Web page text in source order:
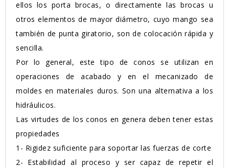
ellos los porta brocas, o directamente las brocas u
otros elementos de mayor diámetro, cuyo mango sea
también de punta giratorio, son de colocación rápida y
sencilla.
Por lo general, este tipo de conos se utilizan en
operaciones de acabado y en el mecanizado de
moldes en materiales duros. Son una alternativa a los
hidráulicos.
Las virtudes de los conos en genera deben tener estas
propiedades
1- Rigidez suficiente para soportar las fuerzas de corte
2- Estabilidad al proceso y ser capaz de repetir el